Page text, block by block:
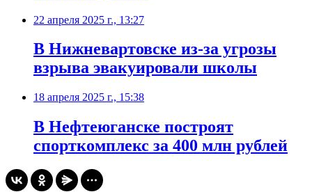
22 апреля 2025 г., 13:27
В Нижневартовске из-за угрозы
взрыва эвакуировали школы
18 апреля 2025 г., 15:38
В Нефтеюганске построят
спорткомплекс за 400 млн рублей